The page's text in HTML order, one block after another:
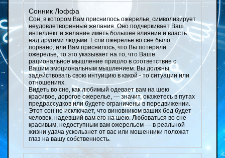
Сонник Лоффа
Сон, в котором Вам приснилось ожерелье, символизирует
неудовлетворенные желания. Оно подчеркивает Ваш
интеллект и желание иметь большее влияние и власть
над другими людьми. Если ожерелье во сне было
порвано, или Вам приснилось, что Вы потеряли
ожерелье, то это указывает на то, что Ваше
рациональное мышление пришло в соответствие с
Вашим эмоциональным мышлением. Вы должны
задействовать свою интуицию в какой - то ситуации или
отношениях.
Видеть во сне, как любимый одевает вам на шею
красивое, дорогое ожерелье, — значит, окажетесь в путах
предрассудков или будете ограничены в передвижении.
Этот сон не исключает, что виновником ваших бед будет
человек, надевший вам его на шею. Любоваться во сне
красивым, недоступным вам ожерельем — в реальной
жизни удача ускользнет от вас или мошенники положат
глаз на вашу собственность.